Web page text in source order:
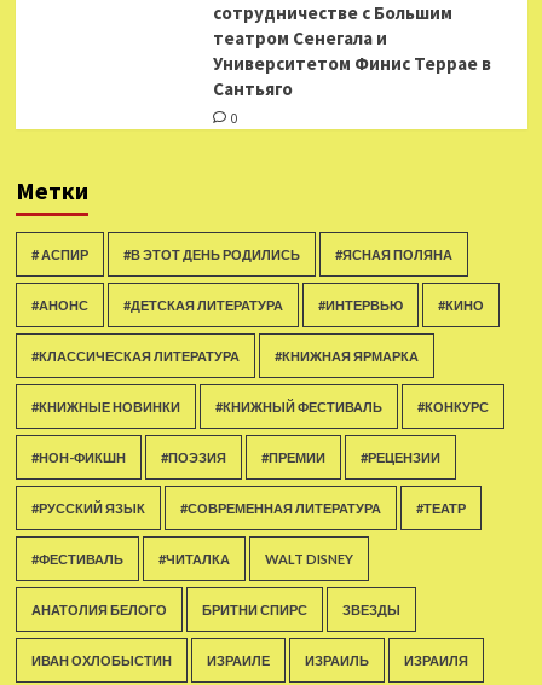
сотрудничестве с Большим
театром Сенегала и
Университетом Финис Террае в
Сантьяго
0
Метки
# АСПИР #В ЭТОТ ДЕНЬ РОДИЛИСЬ #ЯСНАЯ ПОЛЯНА
#АНОНС #ДЕТСКАЯ ЛИТЕРАТУРА #ИНТЕРВЬЮ #КИНО
#КЛАССИЧЕСКАЯ ЛИТЕРАТУРА #КНИЖНАЯ ЯРМАРКА
#КНИЖНЫЕ НОВИНКИ #КНИЖНЫЙ ФЕСТИВАЛЬ #КОНКУРС
#НОН-ФИКШН #ПОЭЗИЯ #ПРЕМИИ #РЕЦЕНЗИИ
#РУССКИЙ ЯЗЫК #СОВРЕМЕННАЯ ЛИТЕРАТУРА #ТЕАТР
#ФЕСТИВАЛЬ #ЧИТАЛКА WALT DISNEY
АНАТОЛИЯ БЕЛОГО БРИТНИ СПИРС ЗВЕЗДЫ
ИВАН ОХЛОБЫСТИН ИЗРАИЛЕ ИЗРАИЛЬ ИЗРАИЛЯ